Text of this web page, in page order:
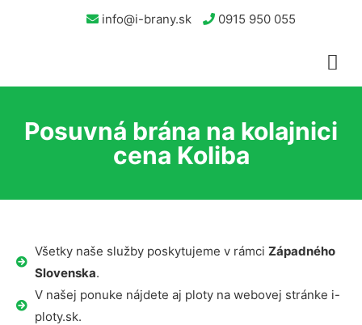
info@i-brany.sk 0915 950 055
Posuvná brána na kolajnici
cena Koliba
Všetky naše služby poskytujeme v rámci Západného
Slovenska.
V našej ponuke nájdete aj ploty na webovej stránke i-
ploty.sk.